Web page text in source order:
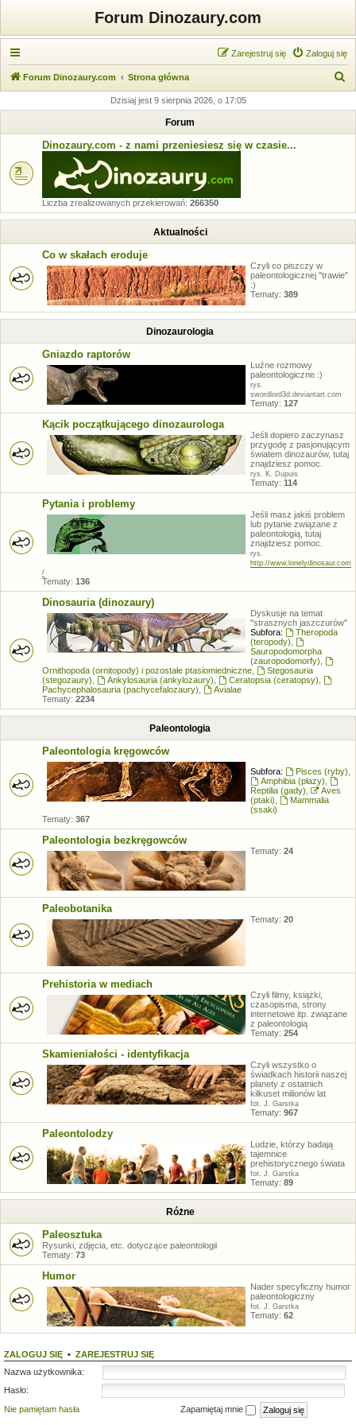
Forum Dinozaury.com
Zaloguj się
Zarejestruj się
Forum Dinozaury.com Strona główna
k
Dzisiaj jest 9 sierpnia 2026, o 17:05
Forum
Dinozaury.com - z nami przeniesiesz się w czasie...
Liczba zrealizowanych przekierowań: 266350
Aktualności
Co w skałach eroduje
Czyli co piszczy w
paleontologicznej "trawie"
:)
Tematy: 389
Dinozaurologia
Gniazdo raptorów
Luźne rozmowy
paleontologiczne :)
rys.
swordlord3d.deviantart.com
Tematy: 127
Kącik początkującego dinozaurologa
Jeśli dopiero zaczynasz
przygodę z pasjonującym
światem dinozaurów, tutaj
znajdziesz pomoc.
rys. K. Dupuis
Tematy: 114
Pytania i problemy
Jeśli masz jakiś problem
lub pytanie związane z
paleontologią, tutaj
znajdziesz pomoc.
rys.
http://www.lonelydinosaur.com
/
Tematy: 136
Dinosauria (dinozaury)
Dyskusje na temat
"strasznych jaszczurów"
Subfora:
Theropoda
(teropody)
Sauropodomorpha
(zauropodomorfy)
Ornithopoda (ornitopody) i pozostałe ptasiomiedniczne
Stegosauria
(stegozaury)
Ankylosauria (ankylozaury) Ceratopsia (ceratopsy)
Pachycephalosauria (pachycefalozaury)
Avialae
Tematy: 2234
Paleontologia
Paleontologia kręgowców
Subfora: Pisces (ryby)
Amphibia (płazy)
Reptilia (gady)
Aves
(ptaki)
Mammalia
(ssaki)
Tematy: 367
Paleontologia bezkręgowców
Tematy: 24
Paleobotanika
Tematy: 20
Prehistoria w mediach
Czyli filmy, książki,
czasopisma, strony
internetowe itp. związane
z paleontologią
Tematy: 254
Skamieniałości - identyfikacja
Czyli wszystko o
świadkach historii naszej
planety z ostatnich
kilkuset milionów lat
fot. J. Garstka
Tematy: 967
Paleontolodzy
Ludzie, którzy badają
tajemnice
prehistorycznego świata
fot. J. Garstka
Tematy: 89
Różne
Paleosztuka
Rysunki, zdjęcia, etc. dotyczące paleontologii
Tematy: 73
Humor
Nader specyficzny humor
paleontologiczny
fot. J. Garstka
Tematy: 62
ZALOGUJ SIĘ • ZAREJESTRUJ SIĘ
Nazwa użytkownika:
Hasło:
Nie pamiętam hasła
Zapamiętaj mnie